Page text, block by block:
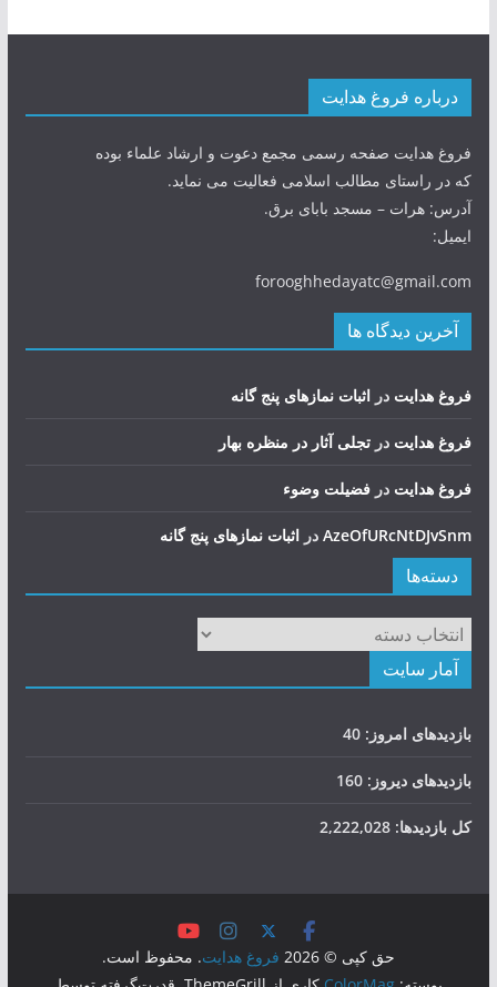
درباره فروغ هدایت
فروغ هدایت صفحه رسمی مجمع دعوت و ارشاد علماء بوده
که در راستای مطالب اسلامی فعالیت می نماید.
آدرس: هرات – مسجد بابای برق.
ایمیل:
forooghhedayatc@gmail.com
آخرین دیدگاه ها
فروغ هدایت در اثبات نمازهای پنج گانه
فروغ هدایت در تجلی آثار در منظره بهار
فروغ هدایت در فضيلت وضوء
AzeOfURcNtDJvSnmدر اثبات نمازهای پنج گانه
دسته‌ها
دسته‌ها
آمار سایت
بازدیدهای امروز: 40
بازدیدهای دیروز: 160
کل بازدیدها: 2,222,028
حق کپی © 2026 فروغ هدایت. محفوظ است.